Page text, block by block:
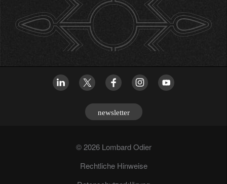
newsletter
© 2026 Lombard Odier
Rechtliche Hinweise